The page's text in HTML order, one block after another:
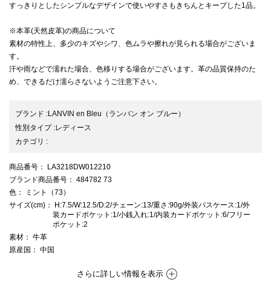
すっきりとしたシンプルなデザインで使いやすさもきちんとキープした1品。
※本革(天然皮革)の商品について
素材の特性上、多少のキズやシワ、色ムラや擦れが見られる場合がございま
す。
汗や雨などで濡れた場合、色移りする場合がございます。革の品質保持のた
め、できるだけ濡らさないようご注意下さい。
ブランド :LANVIN en Bleu （ランバン オン ブルー）
性別タイプ:レディース
カテゴリ :
商品番号 ： LA3218DW012210
ブランド商品番号 ： 484782 73
色 ： ミント（73）
サイズ(cm) ： H:7.5/W:12.5/D:2/チェーン:13/重さ:90g/外装パスケース:1/外
装カードポケット:1/小銭入れ:1/内装カードポケット:6/フリー
ポケット:2
素材 ： 牛革
原産国 ： 中国
さらに詳しい情報を表示